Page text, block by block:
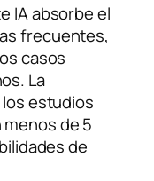
IA absorbe el
frecuentes,
casos
La
estudios
de 5
de